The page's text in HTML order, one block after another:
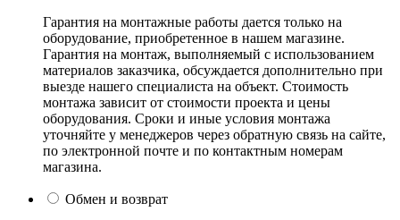
Гарантия на монтажные работы дается только на
оборудование, приобретенное в нашем магазине.
Гарантия на монтаж, выполняемый с использованием
материалов заказчика, обсуждается дополнительно при
выезде нашего специалиста на объект. Стоимость
монтажа зависит от стоимости проекта и цены
оборудования. Сроки и иные условия монтажа
уточняйте у менеджеров через обратную связь на сайте,
по электронной почте и по контактным номерам
магазина.
Обмен и возврат